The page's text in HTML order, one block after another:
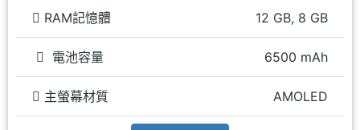
RAM記憶體 12 GB, 8 GB
電池容量 6500 mAh
主螢幕材質 AMOLED